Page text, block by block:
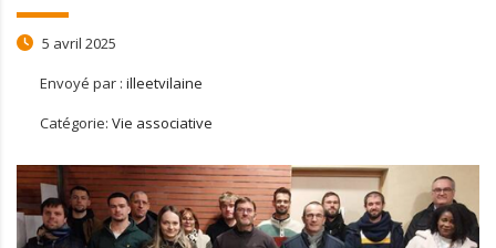
5 avril 2025
Envoyé par : illeetvilaine
Catégorie: Vie associative